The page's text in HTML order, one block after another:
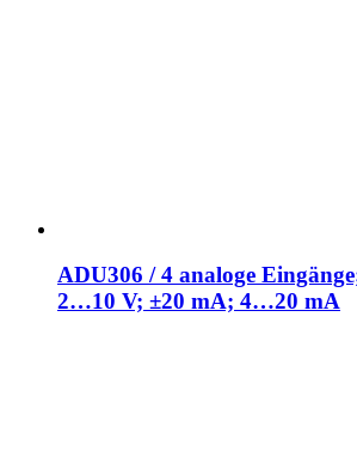
ADU306 / 4 analoge
2…10 V; ±20 mA; 4…20 mA